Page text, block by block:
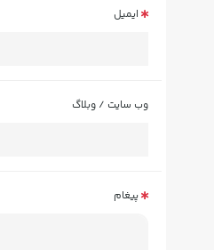
ایمیل
وب سایت / وبلاگ
پیغام